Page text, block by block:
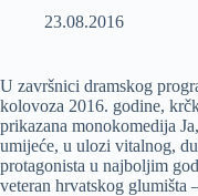
23.08.2016
U završnici dramskog
kolovoza 2016. godine,
prikazana monokomedija
umijeće, u ulozi vitalnog,
protagonista u najboljim
veteran hrvatskog glumišta